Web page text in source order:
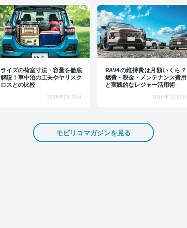
ライズの荷室寸法・容量を徹底
解説！車中泊の工夫やヤリスク
ロスとの比較
2026年7月21日
RAV4の維持費は月額いくら？
燃費・税金・メンテナンス費用
と実践的なレジャー活用術
2026年7月21日
モビリコマガジンを見る